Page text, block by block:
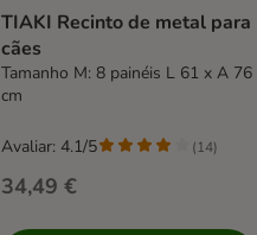
TIAKI Recinto de metal para
cães
Tamanho M: 8 painéis L 61 x A 76
cm
34,49 €
Avaliar: 4.1/5 (14)